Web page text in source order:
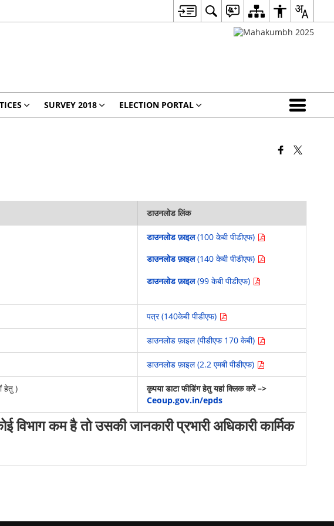
SURVEY 2018 ELECTION PORTAL
डाउनलोड लिंक
डाउनलोड फ़ाइल(100 केबी पीडीएफ)
डाउनलोड फ़ाइल(140 केबी पीडीएफ)
डाउनलोड फ़ाइल(99 केबी पीडीएफ)
पत्र (140केबी पीडीएफ)
डाउनलोड फ़ाइल (पीडीएफ 170 केबी)
डाउनलोड फ़ाइल (2.2 एमबी पीडीएफ)
हेतु )
कृपया डाटा फीडिंग हेतु यहां क्लिक करें –>
Ceoup.gov.in/epds
कम है तो उसकी जानकारी प्रभारी अधिकारी कार्मिक